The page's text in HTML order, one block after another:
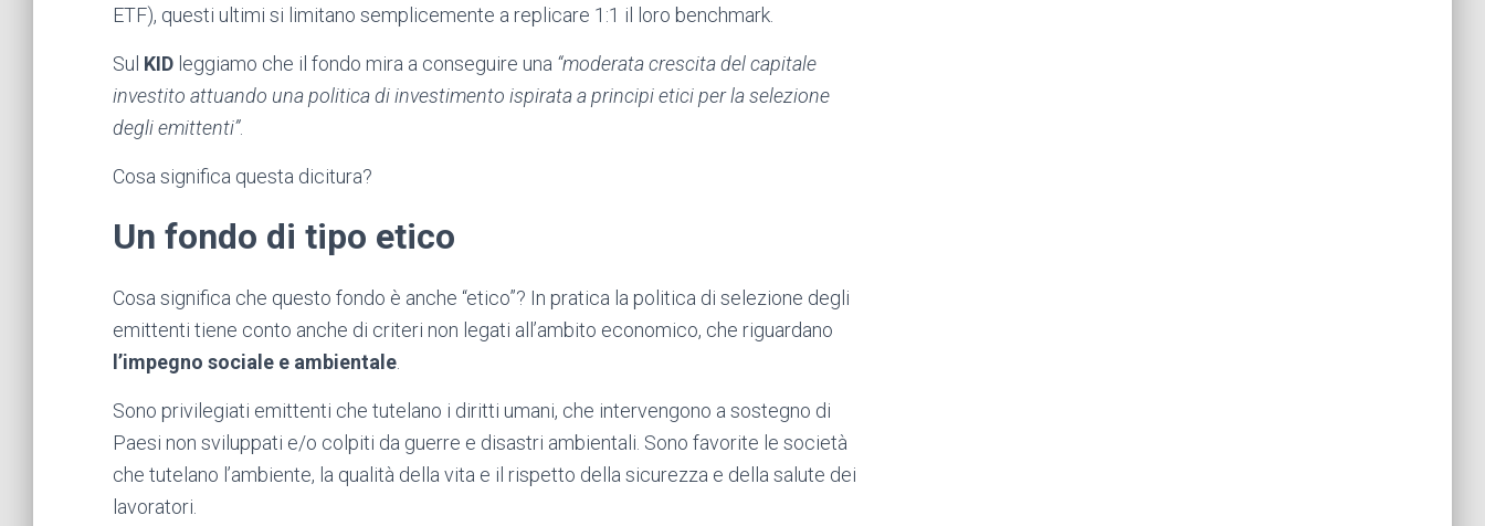
ETF), questi ultimi si limitano semplicemente a replicare 1:1 il loro benchmark.
Sul KID leggiamo che il fondo mira a conseguire una “moderata crescita del capitale
investito attuando una politica di investimento ispirata a principi etici per la selezione
degli emittenti”.
Cosa significa questa dicitura?
Un fondo di tipo etico
Cosa significa che questo fondo è anche “etico”? In pratica la politica di selezione degli
emittenti tiene conto anche di criteri non legati all’ambito economico, che riguardano
l’impegno sociale e ambientale.
Sono privilegiati emittenti che tutelano i diritti umani, che intervengono a sostegno di
Paesi non sviluppati e/o colpiti da guerre e disastri ambientali. Sono favorite le società
che tutelano l’ambiente, la qualità della vita e il rispetto della sicurezza e della salute dei
lavoratori.